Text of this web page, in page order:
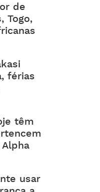
de
Togo,
férias
têm
usar